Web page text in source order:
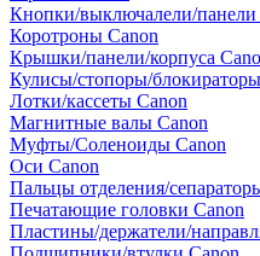
Кнопки/выключалели/панели
Коротроны Canon
Крышки/панели/корпуса
Кулисы/стопоры/
Лотки/кассеты Canon
Магнитные валы Canon
Муфты/Соленоиды Canon
Оси Canon
Пальцы отделения/
Печатающие головки Canon
Пластины/держатели/